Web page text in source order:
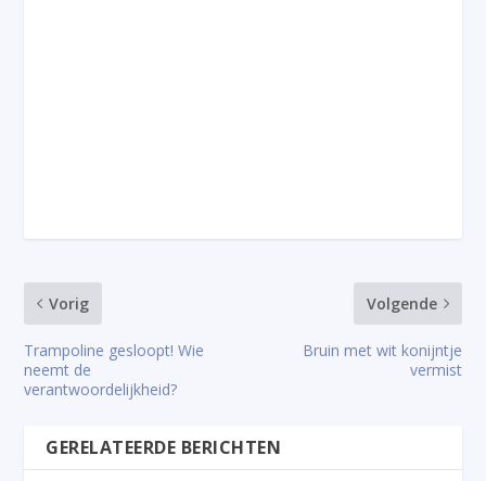
Vorig
Trampoline gesloopt! Wie
neemt de
verantwoordelijkheid?
Volgende
Bruin met wit konijntje
vermist
GERELATEERDE BERICHTEN